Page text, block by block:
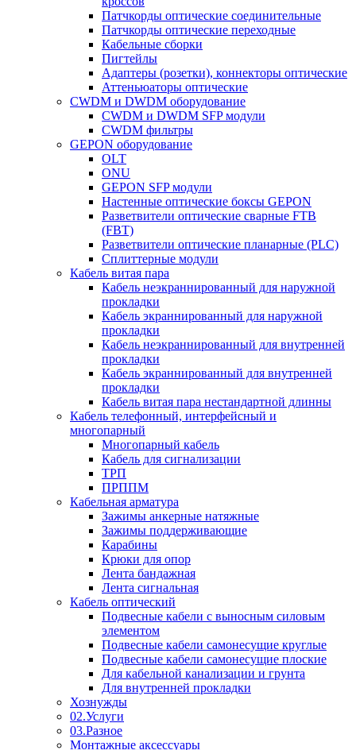
Патчкорды оптические соединительные
Патчкорды оптические переходные
Кабельные сборки
Пигтейлы
Адаптеры (розетки), коннекторы оптические
Аттеньюаторы оптические
CWDM и DWDM оборудование
CWDM и DWDM SFP модули
CWDM фильтры
GEPON оборудование
OLT
ONU
GEPON SFP модули
Настенные оптические боксы GEPON
Разветвители оптические сварные FTB
(FBT)
Разветвители оптические планарные (PLC)
Сплиттерные модули
Кабель витая пара
Кабель неэкраннированный для наружной
прокладки
Кабель экраннированный для наружной
прокладки
Кабель неэкраннированный для внутренней
прокладки
Кабель экраннированный для внутренней
прокладки
Кабель витая пара нестандартной длинны
Кабель телефонный, интерфейсный и
многопарный
Многопарный кабель
Кабель для сигнализации
ТРП
ПРППМ
Кабельная арматура
Зажимы анкерные натяжные
Зажимы поддерживающие
Карабины
Крюки для опор
Лента бандажная
Лента сигнальная
Кабель оптический
Подвесные кабели с выносным силовым
элементом
Подвесные кабели самонесущие круглые
Подвесные кабели самонесущие плоские
Для кабельной канализации и грунта
Для внутренней прокладки
Хознужды
02.Услуги
03.Разное
Монтажные аксессуары